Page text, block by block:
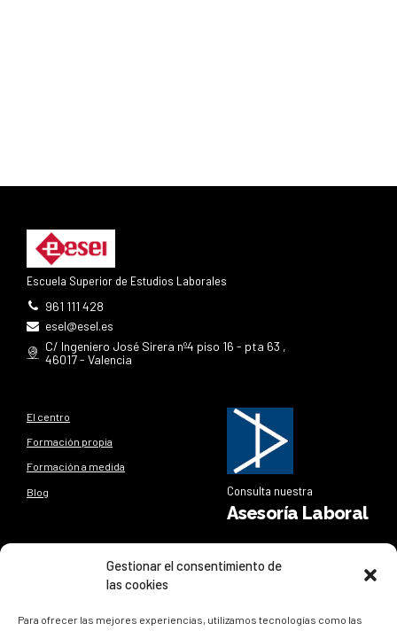
Gestionar el consentimiento de
las cookies
Para ofrecer las mejores experiencias, utilizamos tecnologías como las
Escuela Superior de Estudios Laborales
961 111 428
esel@esel.es
C/ Ingeniero José Sirera nº4 piso 16 - pta 63 ,
46017 - Valencia
El centro
Formación propia
Formación a medida
Blog Consulta nuestra
Asesoría Laboral
que sucede enESEL